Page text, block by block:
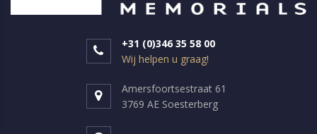
+31 (0)346 35 58 00
Wij helpen u graag!
Amersfoortsestraat 61
3769 AE Soesterberg